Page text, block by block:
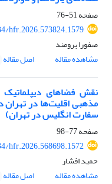
صفحه51-76
hfr.2026.573824.1579
صفورا برومند
مشاهده مقاله
اصل مقاله
نقش فضاهای
مذهبی اقلیت‌ها در تهران
سفارت انگلیس در تهران)
صفحه77-98
hfr.2026.568698.1572
حمید افشار
مشاهده مقاله
اصل مقاله